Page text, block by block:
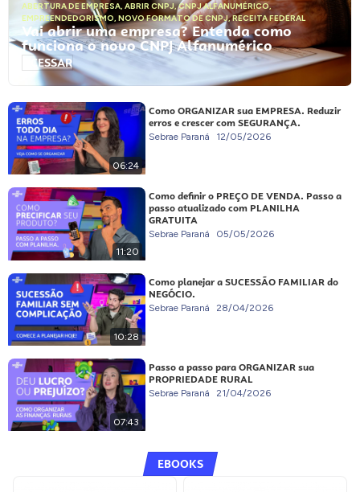
ABERTURA DE EMPRESA, ABRIR CNPJ,CNPJ ALFANUMÉRICO,
EMPREENDEDORISMO, NOVO FORMATO DE CNPJ,RECEITA FEDERAL
Vai abrir uma empresa? Entenda como
funciona o novo CNPJ Alfanumérico
ACESSAR
06:24
Como ORGANIZAR sua EMPRESA. Reduzir
erros e crescer com SEGURANÇA.
Sebrae Paraná 12/05/2026
11:20
Como definir o PREÇO DE VENDA. Passo a
passo atualizado com PLANILHA
GRATUITA
Sebrae Paraná 05/05/2026
10:28
Como planejar a SUCESSÃO FAMILIAR do
NEGÓCIO.
Sebrae Paraná 28/04/2026
07:43
Passo a passo para ORGANIZAR sua
PROPRIEDADE RURAL
Sebrae Paraná 21/04/2026
EBOOKS